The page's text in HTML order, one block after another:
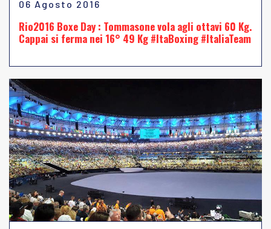
06 Agosto 2016
Rio2016 Boxe Day : Tommasone vola agli ottavi 60 Kg.
Cappai si ferma nei 16° 49 Kg #ItaBoxing #ItaliaTeam